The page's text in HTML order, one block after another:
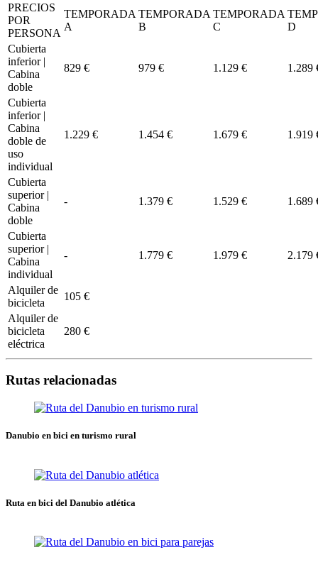
PRECIOS
POR
PERSONA
TEMPORADA
A
TEMPORADA
B
TEMPORADA
C
D
Cubierta
inferior |
Cabina
doble
829 € 979 € 1.129 € 1.289
Cubierta
inferior |
Cabina
doble de
uso
individual
1.229 € 1.454 € 1.679 € 1.919
Cubierta
superior |
Cabina
doble
- 1.379 € 1.529 € 1.689
Cubierta
superior |
Cabina
individual
- 1.779 € 1.979 € 2.179
Alquiler de
bicicleta
105 €
Alquiler de
bicicleta
eléctrica
280 €
Rutas relacionadas
Danubio en bici en turismo rural
Ruta en bici del Danubio atlética